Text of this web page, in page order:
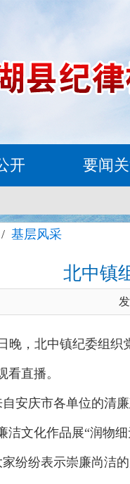
开 要闻
/ 基层风采
北中镇
晚，北中镇纪委组
看直播。
安庆市各单位的清
洁文化作品展“润物
纷纷表示崇廉尚洁